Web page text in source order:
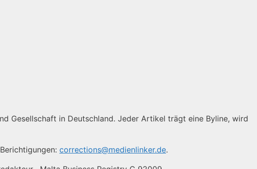
Gesellschaft in Deutschland. Jeder Artikel trägt eine Byline, wird
corrections@medienlinker.de.